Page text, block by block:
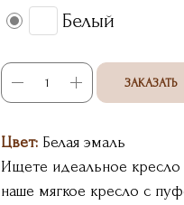
Белый
ЗАКАЗАТЬ
Цвет: Белая эмаль
Ищете идеальное
наше мягкое кресло с